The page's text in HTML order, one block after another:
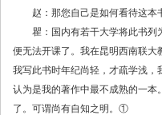
赵：那您自己是如何看待这本
瞿：国内有若干大学将此书列为
便无法开课了。我在昆明西南联
我写此书时年纪尚轻，才疏学浅
认为是我的著作中最不成熟的一
了。可谓尚有自知之明。①